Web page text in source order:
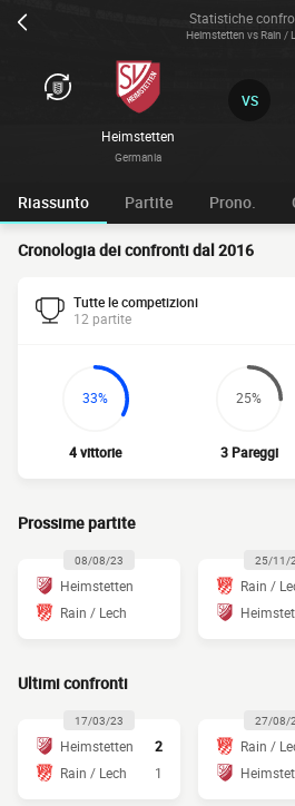
Statistiche
Heimstetten vs Rain /
Heimstetten
Germania
VS
Riassunto Partite Prono.
Cronologia dei confronti dal 2016
Tutte le competizioni
12 partite
33%
4 vittorie
25%
3 Pareggi
Prossime partite
08/08/23
Heimstetten
Rain / Lech
25/11/
Rain /
Ultimi confronti
17/03/23
Heimstetten
2
Rain / Lech
1
27/08/
Rain /